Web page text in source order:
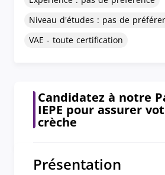
Niveau d'études : pas de
VAE - toute certification
Candidatez à notre
IEPE pour assurer
crèche
Présentation